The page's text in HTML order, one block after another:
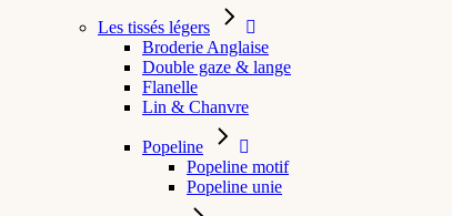
Les tissés légers
Broderie Anglaise
Double gaze & lange
Flanelle
Lin & Chanvre
Popeline
Popeline motif
Popeline unie